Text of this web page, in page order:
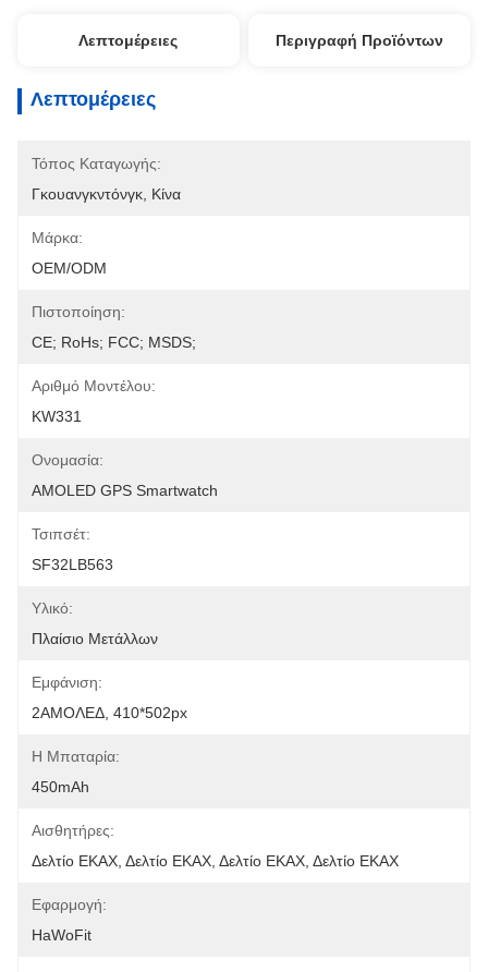
Λεπτομέρειες Περιγραφή Προϊόντων
Λεπτομέρειες
Τόπος Καταγωγής:
Γκουανγκντόνγκ, Κίνα
Μάρκα:
OEM/ODM
Πιστοποίηση:
CE; RoHs; FCC; MSDS;
Αριθμό Μοντέλου:
KW331
Ονομασία:
AMOLED GPS Smartwatch
Τσιπσέτ:
SF32LB563
Υλικό:
Πλαίσιο Μετάλλων
Εμφάνιση:
2ΑΜΟΛΕΔ, 410*502px
Η Μπαταρία:
450mAh
Αισθητήρες:
Δελτίο ΕΚΑΧ, Δελτίο ΕΚΑΧ, Δελτίο ΕΚΑΧ, Δελτίο ΕΚΑΧ
Εφαρμογή:
HaWoFit